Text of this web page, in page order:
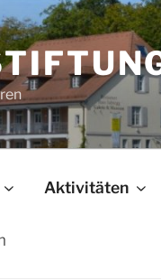
Aktivitäten